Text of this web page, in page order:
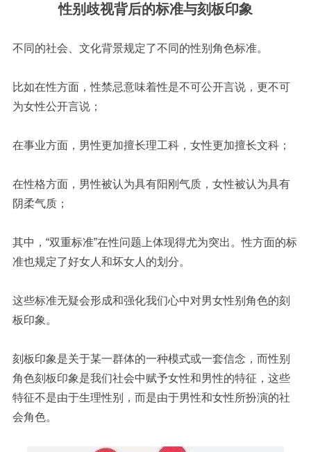
性别歧视背后的标准与刻板印象
不同的社会、文化背景规定了不同的性别角色标准。
比如在性方面，性禁忌意味着性是不可公开言说，更不可
为女性公开言说；
在事业方面，男性更加擅长理工科，女性更加擅长文科；
在性格方面，男性被认为具有阳刚气质，女性被认为具有
阴柔气质；
其中，“双重标准”在性问题上体现得尤为突出。性方面的标
准也规定了好女人和坏女人的划分。
这些标准无疑会形成和强化我们心中对男女性别角色的刻
板印象。
刻板印象是关于某一群体的一种模式或一套信念，而性别
角色刻板印象是我们社会中赋予女性和男性的特征，这些
特征不是由于生理性别，而是由于男性和女性所扮演的社
会角色。